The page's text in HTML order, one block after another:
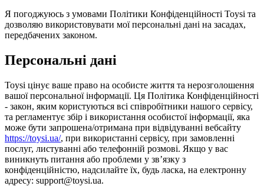
Я погоджуюсь з умовами Політики Конфіденційності Toysi та
дозволяю використовувати мої персональні дані на засадах,
передбачених законом.
Персональні дані
Toysi цінує ваше право на особисте життя та нерозголошення
вашої персональної інформації. Ця Політика Конфіденційності
- закон, яким користуються всі співробітники нашого сервісу,
та регламентує збір і використання особистої інформації, яка
може бути запрошена/отримана при відвідуванні вебсайту
https://toysi.ua/, при використанні сервісу, при замовленні
послуг, листуванні або телефонній розмові. Якщо у вас
виникнуть питання або проблеми у зв’язку з
конфіденційністю, надсилайте їх, будь ласка, на електронну
адресу: support@toysi.ua.